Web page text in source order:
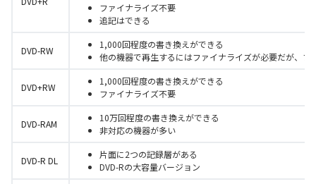
ファイナライズ不要
追記はできる
DVD-RW
1,000回程度の書き換えができる
他の機器で再生するにはファイナライズが必要だが、
DVD+RW
1,000回程度の書き換えができる
ファイナライズ不要
DVD-RAM
10万回程度の書き換えができる
非対応の機器が多い
DVD-R DL
片面に2つの記録層がある
DVD-Rの大容量バージョン